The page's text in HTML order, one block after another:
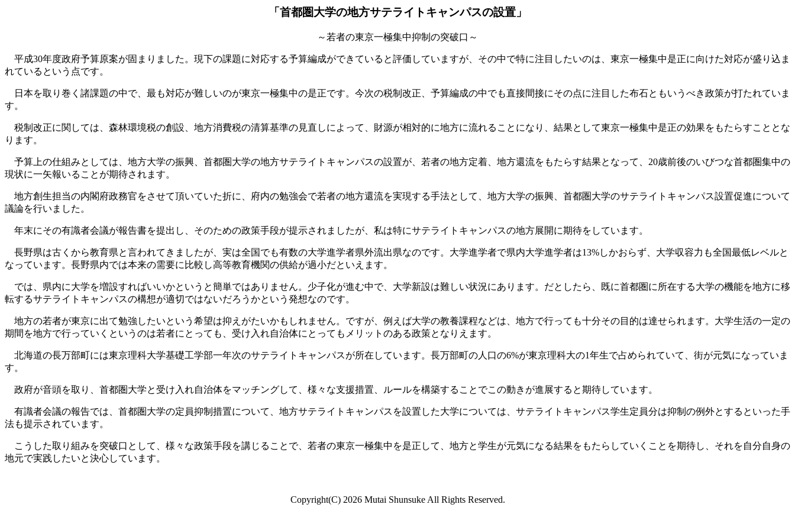
「首都圏大学の地方サテライトキャンパスの設置」
～若者の東京一極集中抑制の突破口～
平成30年度政府予算原案が固まりました。現下の課題に対応する予算編成ができていると評価していますが、その中で特に注目したいのは、東京一極集中是正に向けた対応が盛り込ま
れているという点です。
日本を取り巻く諸課題の中で、最も対応が難しいのが東京一極集中の是正です。今次の税制改正、予算編成の中でも直接間接にその点に注目した布石ともいうべき政策が打たれていま
す。
税制改正に関しては、森林環境税の創設、地方消費税の清算基準の見直しによって、財源が相対的に地方に流れることになり、結果として東京一極集中是正の効果をもたらすこととな
ります。
予算上の仕組みとしては、地方大学の振興、首都圏大学の地方サテライトキャンパスの設置が、若者の地方定着、地方還流をもたらす結果となって、20歳前後のいびつな首都圏集中の
現状に一矢報いることが期待されます。
地方創生担当の内閣府政務官をさせて頂いていた折に、府内の勉強会で若者の地方還流を実現する手法として、地方大学の振興、首都圏大学のサテライトキャンパス設置促進について
議論を行いました。
年末にその有識者会議が報告書を提出し、そのための政策手段が提示されましたが、私は特にサテライトキャンパスの地方展開に期待をしています。
長野県は古くから教育県と言われてきましたが、実は全国でも有数の大学進学者県外流出県なのです。大学進学者で県内大学進学者は13%しかおらず、大学収容力も全国最低レベルと
なっています。長野県内では本来の需要に比較し高等教育機関の供給が過小だといえます。
では、県内に大学を増設すればいいかというと簡単ではありません。少子化が進む中で、大学新設は難しい状況にあります。だとしたら、既に首都圏に所在する大学の機能を地方に移
転するサテライトキャンパスの構想が適切ではないだろうかという発想なのです。
地方の若者が東京に出て勉強したいという希望は抑えがたいかもしれません。ですが、例えば大学の教養課程などは、地方で行っても十分その目的は達せられます。大学生活の一定の
期間を地方で行っていくというのは若者にとっても、受け入れ自治体にとってもメリットのある政策となりえます。
北海道の長万部町には東京理科大学基礎工学部一年次のサテライトキャンパスが所在しています。長万部町の人口の6%が東京理科大の1年生で占められていて、街が元気になっていま
す。
政府が音頭を取り、首都圏大学と受け入れ自治体をマッチングして、様々な支援措置、ルールを構築することでこの動きが進展すると期待しています。
有識者会議の報告では、首都圏大学の定員抑制措置について、地方サテライトキャンパスを設置した大学については、サテライトキャンパス学生定員分は抑制の例外とするといった手
法も提示されています。
こうした取り組みを突破口として、様々な政策手段を講じることで、若者の東京一極集中を是正して、地方と学生が元気になる結果をもたらしていくことを期待し、それを自分自身の
地元で実践したいと決心しています。
Copyright(C) 2026 Mutai Shunsuke All Rights Reserved.